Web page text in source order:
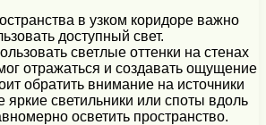
в узком коридоре важно
доступный свет.
светлые оттенки на стенах
отражаться и создавать ощущение
обратить внимание на источники
яркие светильники или споты вдоль
осветить пространство.